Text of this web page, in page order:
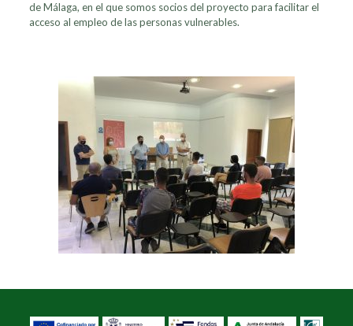
de Málaga, en el que somos socios del proyecto para facilitar el
acceso al empleo de las personas vulnerables.